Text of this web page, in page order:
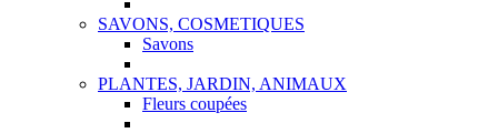
SAVONS, COSMETIQUES
Savons
PLANTES, JARDIN, ANIMAUX
Fleurs coupées